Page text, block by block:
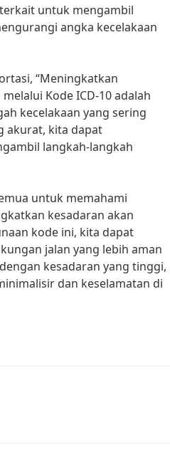
untuk mengambil
angka kecelakaan
“Meningkatkan
Kode ICD-10 adalah
kecelakaan yang sering
akurat, kita dapat
langkah-langkah
untuk memahami
kesadaran akan
kode ini, kita dapat
jalan yang lebih aman
kesadaran yang tinggi,
dan keselamatan di